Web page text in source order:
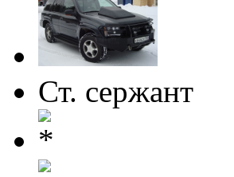
Ст. сержант